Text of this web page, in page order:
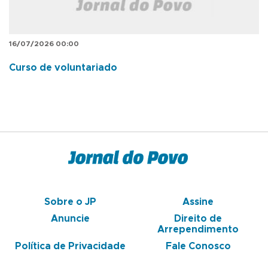
16/07/2026 00:00
Curso de voluntariado
Sobre o JP
Assine
Anuncie
Direito de
Arrependimento
Política de Privacidade
Fale Conosco